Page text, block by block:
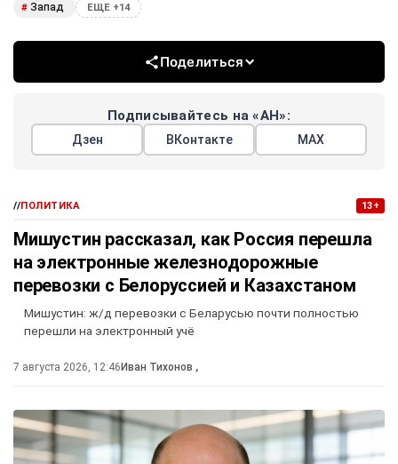
# Запад ЕЩЕ +14
Поделиться
Подписывайтесь на «АН»:
Дзен ВКонтакте МАХ
//ПОЛИТИКА 13+
Мишустин рассказал, как Россия перешла
на электронные железнодорожные
перевозки с Белоруссией и Казахстаном
Мишустин: ж/д перевозки с Беларусью почти полностью
перешли на электронный учё
7 августа 2026, 12:46 Иван Тихонов ,